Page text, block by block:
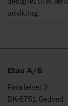
udvikling.
Etac A/S
Parallelvej 3
DK-8751 Gedved